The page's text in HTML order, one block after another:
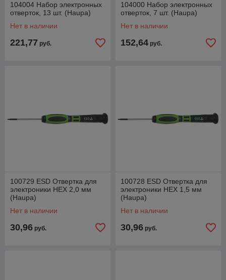
104004 Набор электронных
отверток, 13 шт. (Haupa)
Нет в наличии
221,77 руб.
104000 Набор электронных
отверток, 7 шт. (Haupa)
Нет в наличии
152,64 руб.
100729 ESD Отвертка для
электроники HEX 2,0 мм
(Haupa)
Нет в наличии
30,96 руб.
100728 ESD Отвертка для
электроники HEX 1,5 мм
(Haupa)
Нет в наличии
30,96 руб.